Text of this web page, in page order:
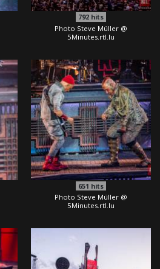
792 hits
Photo Steve Müller @
5Minutes.rtl.lu
651 hits
Photo Steve Müller @
5Minutes.rtl.lu